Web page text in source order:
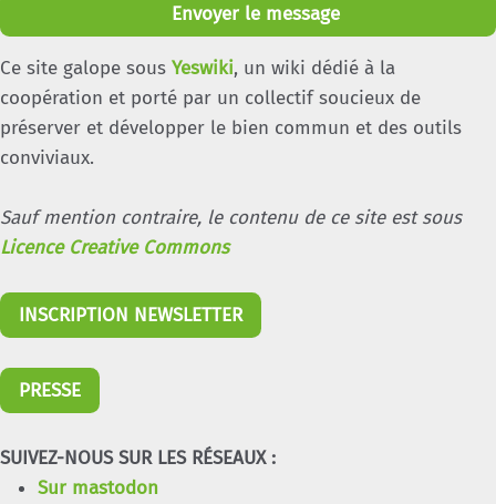
Envoyer le message
Ce site galope sous Yeswiki, un wiki dédié à la
coopération et porté par un collectif soucieux de
préserver et développer le bien commun et des outils
conviviaux.
Sauf mention contraire, le contenu de ce site est sous
Licence Creative Commons
INSCRIPTION NEWSLETTER
PRESSE
SUIVEZ-NOUS SUR LES RÉSEAUX :
Sur mastodon